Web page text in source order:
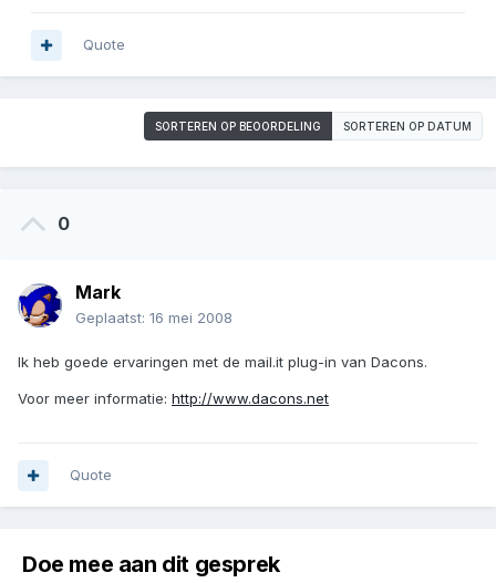
Quote
SORTEREN OP BEOORDELING SORTEREN OP DATUM
0
Mark
Geplaatst: 16 mei 2008
Ik heb goede ervaringen met de mail.it plug-in van Dacons.
Voor meer informatie: http://www.dacons.net
Quote
Doe mee aan dit gesprek